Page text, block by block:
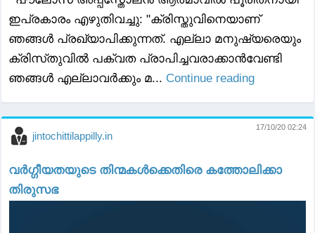
ഇപ്രകാരം എഴുതിവച്ചു: "ക്രിസ്തുവിനെയാണ്‌
ഞങ്ങള്‍ പ്രഖ്യാപിക്കുന്നത്‌. എല്ലാ മനുഷ്യരെയും
ക്രിസ്‌തുവില്‍ പക്വത പ്രാപിച്ചവരാക്കാന്‍വേണ്ടി
ഞങ്ങള്‍ എല്ലാവര്‍ക്കും മ... Continue reading
jintochittilappilly.in
17/10/20 02:24
വർഗ്ഗീയതയുടെ തിന്മകൾക്കെതിരെ കത്തോലിക്കാ
തിരുസഭ